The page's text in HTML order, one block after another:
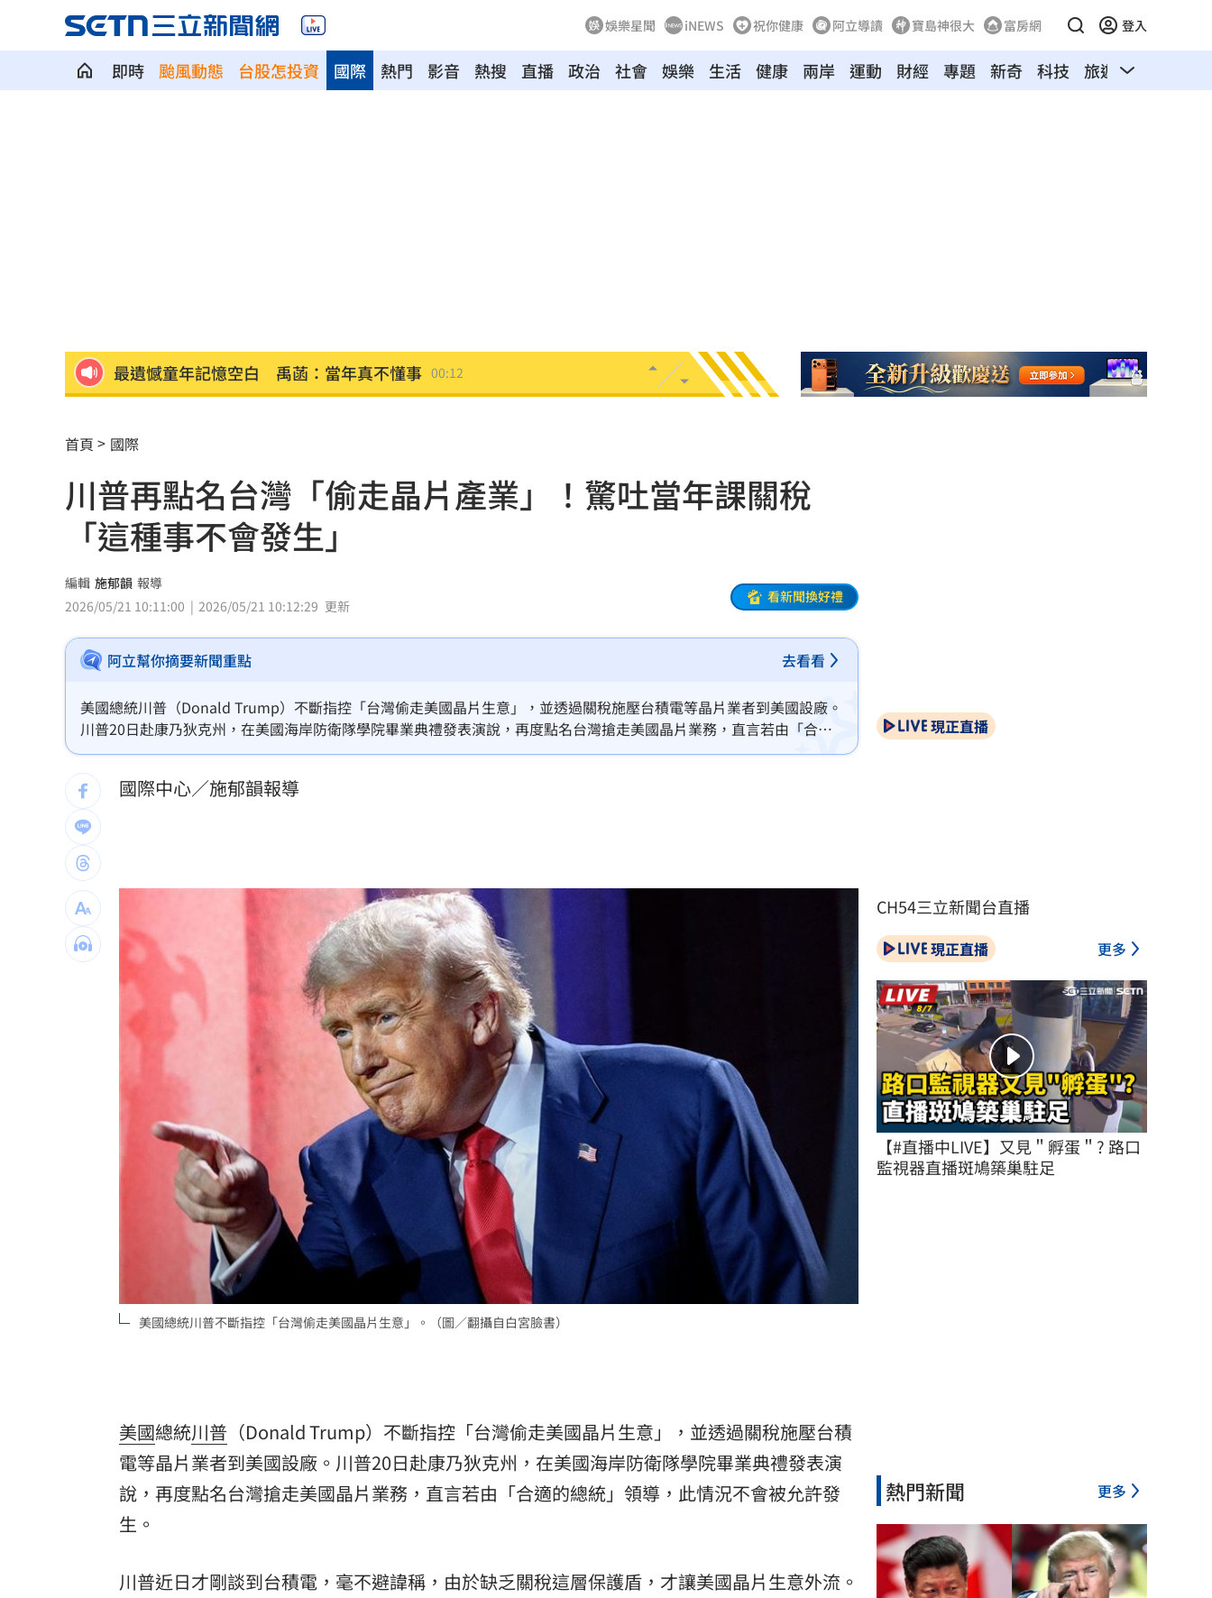
娛樂星聞 iNEWS 祝你健康 阿立導讀 寶島神很大 富房網 登入
即時 颱風動態 台股怎投資 熱門 影音 熱搜 直播 政治 社會 娛樂 生活 健康
國際 兩岸 運動 財經 專題 新奇 科技 旅遊 汽車
每股配12.8元的它 Ｑ2營收曝光 00:00
歐洲避暑天堂失守！地中海熱到像溫泉
3歲米格魯偷吃軟糖 被催吐後好有戲 23:48
獨／北勢棒球隊穿破鞋拚冠軍 台僑看哭了
南港Lalaport鷹架坍塌！3櫃位暫停營業
北市教育局再喊虐童案遭渲染！林月琴開嗆
疊單計薪遭控違法 UberEats都說了
兆基前董座聲押禁見 林佑任200萬交保 23:26
跨縣市「送肉粽」碰音樂節！遊客正面迎煞
勝騎士7局失2分好投 兄弟本季澄清湖首勝 23:15
台灣彩券開獎直播中
LIVE三立+24小時直播 15:27
三立iNEWS新聞台線上直播 18:00
商場戰國來臨 台中「頂奢大道」逐漸成形 12:00
台彩父親節推新刮刮樂千萬頭獎超「爸」氣 12:00
「拍片人的多重宇宙」職涯論壇9/12登場！ 10:30
8國球員齊聚高雄 Formosa 7s掀足球熱潮 10:00
理想混蛋號召粉絲跨海追星吃美食！ 18:15
首頁 國際
川普再點名台灣「偷走晶片產業」！驚吐當年課關稅
「這種事不會發生」
編輯 施郁韻 報導
2026/05/21 10:11:00
2026/05/21 10:12:29 更新
看新聞換好禮
阿立幫你摘要新聞重點 去看看
美國總統川普（Donald Trump）不斷指控「台灣偷走美國晶片生意」，並透過關稅施壓台積電等晶片業者到美國設廠。
川普20日赴康乃狄克州，在美國海岸防衛隊學院畢業典禮發表演說，再度點名台灣搶走美國晶片業務，直言若由「合適
的總統」領導，此情況不會被允許發生。
國際中心／施郁韻報導
美國總統川普不斷指控「台灣偷走美國晶片生意」。（圖／翻攝自白宮臉書）
美國總統川普 （Donald Trump）不斷指控「台灣偷走美國晶片生意」，並透過關稅施壓台積
電等晶片業者到美國設廠。川普20日赴康乃狄克州，在美國海岸防衛隊學院畢業典禮發表演
說，再度點名台灣搶走美國晶片業務，直言若由「合適的總統」領導，此情況不會被允許發
生。
川普近日才剛談到台積電，毫不避諱稱，由於缺乏關稅這層保護盾，才讓美國晶片生意外流。
現正直播
CH54三立新聞台直播
現正直播 更多
【#直播中LIVE】又見＂孵蛋＂? 路口
監視器直播斑鳩築巢駐足
熱門新聞 更多